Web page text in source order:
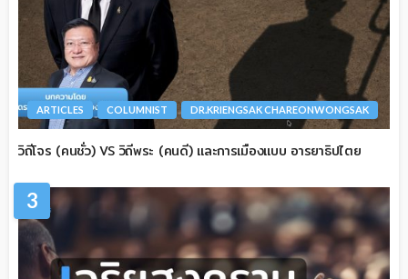
ARTICLES COLUMNIST DR.KRIENGSAK CHAREONWONGSAK
วิถีโจร (คนชั่ว) VS วิถีพระ (คนดี) และการเมืองแบบ อารยาธิปไตย
3